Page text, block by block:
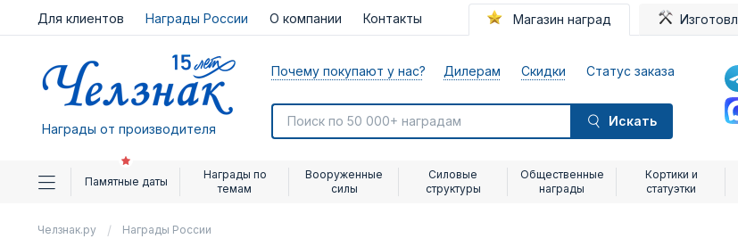
Для клиентов Награды России О компании Контакты Магазин наград
Награды от производителя
Почему покупают у нас? Дилерам Скидки Статус заказа
Искать
Памятные даты
Награды по
темам
Вооруженные
силы
Силовые
структуры
Общественные
награды
Кортики и
статуэтки
Челзнак.ру Награды России